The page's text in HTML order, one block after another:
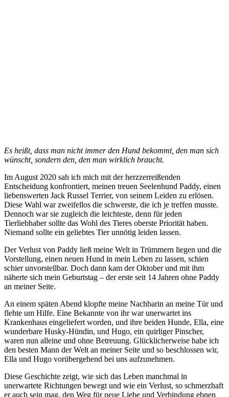
Es heißt, dass man nicht immer den Hund bekommt, den man sich
wünscht, sondern den, den man wirklich braucht.
Im August 2020 sah ich mich mit der herzzerreißenden
Entscheidung konfrontiert, meinen treuen Seelenhund Paddy, einen
liebenswerten Jack Russel Terrier, von seinem Leiden zu erlösen.
Diese Wahl war zweifellos die schwerste, die ich je treffen musste.
Dennoch war sie zugleich die leichteste, denn für jeden
Tierliebhaber sollte das Wohl des Tieres oberste Priorität haben.
Niemand sollte ein geliebtes Tier unnötig leiden lassen.
Der Verlust von Paddy ließ meine Welt in Trümmern liegen und die
Vorstellung, einen neuen Hund in mein Leben zu lassen, schien
schier unvorstellbar. Doch dann kam der Oktober und mit ihm
näherte sich mein Geburtstag – der erste seit 14 Jahren ohne Paddy
an meiner Seite.
An einem späten Abend klopfte meine Nachbarin an meine Tür und
flehte um Hilfe. Eine Bekannte von ihr war unerwartet ins
Krankenhaus eingeliefert worden, und ihre beiden Hunde, Ella, eine
wunderbare Husky-Hündin, und Hugo, ein quirliger Pinscher,
waren nun alleine und ohne Betreuung. Glücklicherweise habe ich
den besten Mann der Welt an meiner Seite und so beschlossen wir,
Ella und Hugo vorübergehend bei uns aufzunehmen.
Diese Geschichte zeigt, wie sich das Leben manchmal in
unerwartete Richtungen bewegt und wie ein Verlust, so schmerzhaft
er auch sein mag, den Weg für neue Liebe und Verbindung ebnen